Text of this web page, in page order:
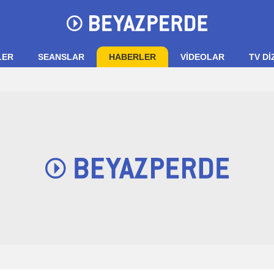
SEANSLAR HABERLER VIDEOLAR TV